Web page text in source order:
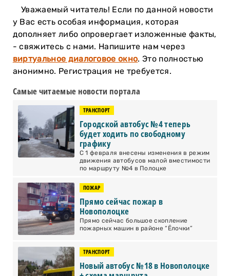
Уважаемый читатель! Если по данной новости
у Вас есть особая информация, которая
дополняет либо опровергает изложенные факты,
- свяжитесь с нами. Напишите нам через
виртуальное диалоговое окно. Это полностью
анонимно. Регистрация не требуется.
Самые читаемые новости портала
ТРАНСПОРТ
Городской автобус №4 теперь
будет ходить по свободному
графику
С 1 февраля внесены изменения в режим
движения автобусов малой вместимости
по маршруту №4 в Полоцке
ПОЖАР
Прямо сейчас пожар в
Новополоцке
Прямо сейчас большое скопление
пожарных машин в районе “Ёлочки”
ТРАНСПОРТ
Новый автобус №18 в Новополоцке